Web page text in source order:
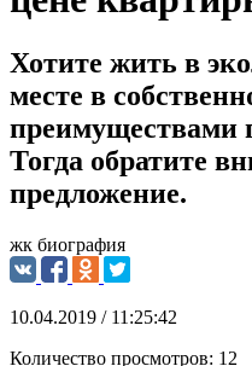
Хотите жить в
месте в
преимуществами
Тогда обратите
предложение.
жк биография
10.04.2019 / 11:25:42
Количество просмотров: 12